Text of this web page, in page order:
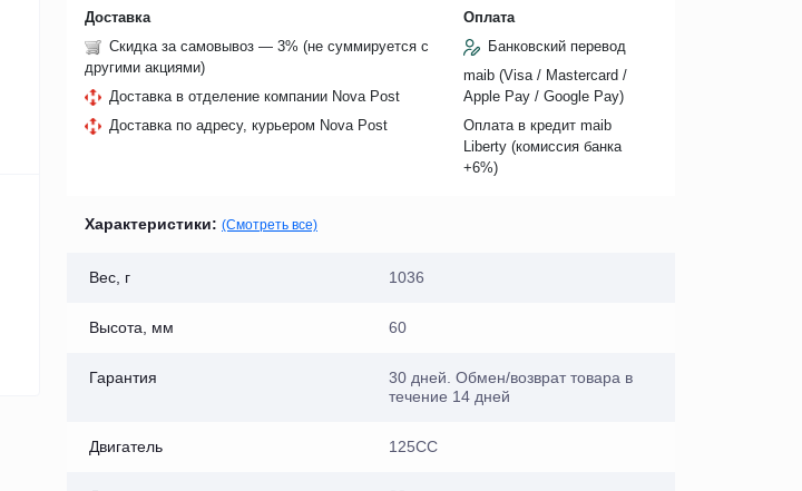
Доставка
Скидка за самовывоз — 3% (не суммируется с
другими акциями)
Доставка в отделение компании Nova Post
Доставка по адресу, курьером Nova Post
Оплата
Банковский перевод
maib (Visa / Mastercard /
Apple Pay / Google Pay)
Оплата в кредит maib
Liberty (комиссия банкa
+6%)
Характеристики: (Смотреть все)
Вес, г 1036
Высота, мм 60
Гарантия
30 дней. Обмен/возврат товара в
течение 14 дней
Двигатель 125СС